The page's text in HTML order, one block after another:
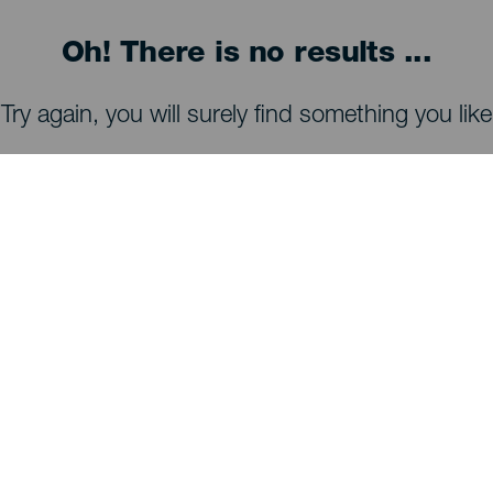
Oh! There is no results ...
Try again, you will surely find something you like